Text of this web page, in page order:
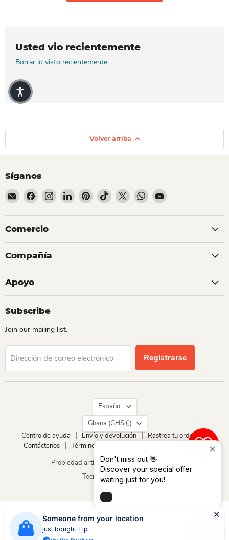
Don't miss out 👋
Discover your special offer
waiting just for you!
Usted vio recientemente
Borrar lo visto recientemente
Volver arriba
Síganos
Encuéntrenos en Correo electrónico
Encuéntrenos en Facebook
Encuéntrenos en Instagram
Encuéntrenos en LinkedIn
Encuéntrenos en Pinterest
Encuéntrenos en TikTok
Encuéntrenos en X
Encuéntrenos en
Encuéntrenos en
Comercio
Compañía
Apoyo
Subscribe
Join our mailing list.
Dirección de correo electrónico Registrarse
Idioma
Español
País
Ghana
(GHS ₵)
Centro de ayuda
Envío y devolución
Rastrea tu orden
Contáctenos
Términos de servicio
Propiedad artística © 2026 Dio Kollections.
Tecnología de Shopify
0
Someone from your location
just bought Tip